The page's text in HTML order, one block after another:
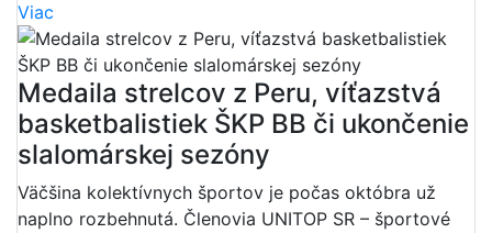
Viac
Medaila strelcov z Peru, víťazstvá
basketbalistiek ŠKP BB či ukončenie
slalomárskej sezóny
Väčšina kolektívnych športov je počas októbra už
naplno rozbehnutá. Členovia UNITOP SR – športové